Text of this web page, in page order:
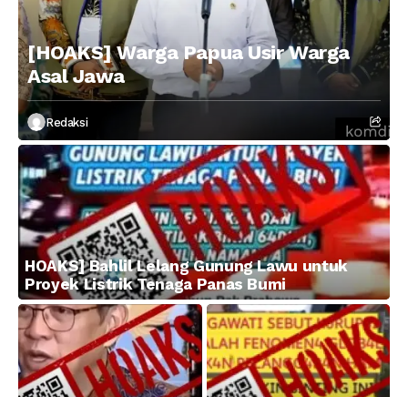
[HOAKS] Warga Papua Usir Warga
Asal Jawa
Redaksi
HOAKS] Bahlil Lelang Gunung Lawu untuk
Proyek Listrik Tenaga Panas Bumi